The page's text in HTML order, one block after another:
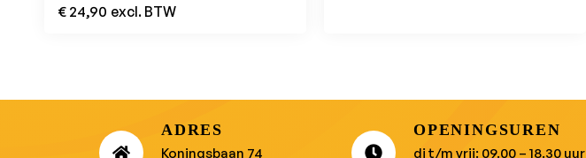
€ 24,90 excl. BTW
ADRES
Koningsbaan 74
OPENINGSUREN
di t/m vrij: 09.00 – 18.30 uur